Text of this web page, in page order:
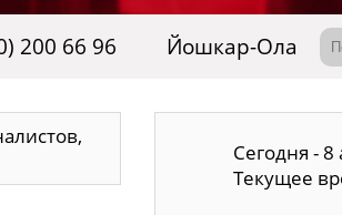
200 66 96 Йошкар-Ола
Сегодня - 8
Текущее